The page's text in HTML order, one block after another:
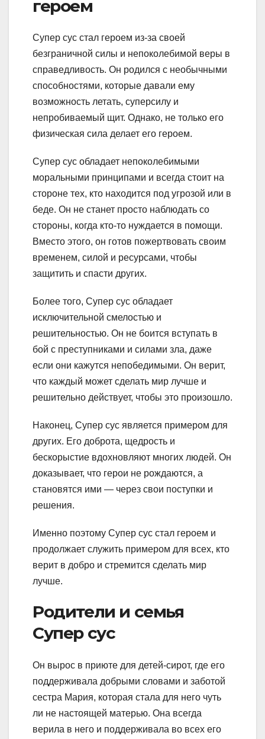
героем
Супер сус стал героем из-за своей
безграничной силы и непоколебимой веры в
справедливость. Он родился с необычными
способностями, которые давали ему
возможность летать, суперсилу и
непробиваемый щит. Однако, не только его
физическая сила делает его героем.
Супер сус обладает непоколебимыми
моральными принципами и всегда стоит на
стороне тех, кто находится под угрозой или в
беде. Он не станет просто наблюдать со
стороны, когда кто-то нуждается в помощи.
Вместо этого, он готов пожертвовать своим
временем, силой и ресурсами, чтобы
защитить и спасти других.
Более того, Супер сус обладает
исключительной смелостью и
решительностью. Он не боится вступать в
бой с преступниками и силами зла, даже
если они кажутся непобедимыми. Он верит,
что каждый может сделать мир лучше и
решительно действует, чтобы это произошло.
Наконец, Супер сус является примером для
других. Его доброта, щедрость и
бескорыстие вдохновляют многих людей. Он
доказывает, что герои не рождаются, а
становятся ими — через свои поступки и
решения.
Именно поэтому Супер сус стал героем и
продолжает служить примером для всех, кто
верит в добро и стремится сделать мир
лучше.
Родители и семья
Супер сус
Он вырос в приюте для детей-сирот, где его
поддерживала добрыми словами и заботой
сестра Мария, которая стала для него чуть
ли не настоящей матерью. Она всегда
верила в него и поддерживала во всех его